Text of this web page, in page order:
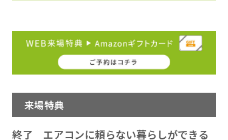
来場特典
終了 エアコンに頼らない暮らしができる